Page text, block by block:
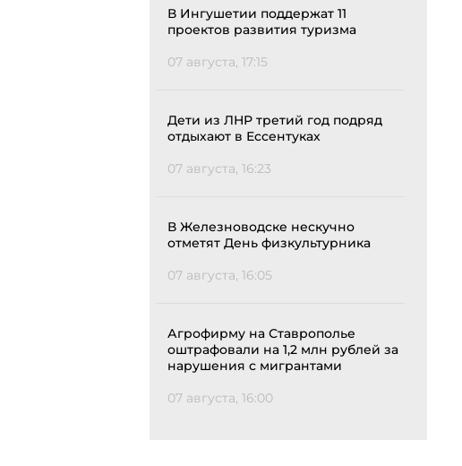
В Ингушетии поддержат 11
проектов развития туризма
07 августа, 17:15
Дети из ЛНР третий год подряд
отдыхают в Ессентуках
07 августа, 16:23
В Железноводске нескучно
отметят День физкультурника
07 августа, 16:05
Агрофирму на Ставрополье
оштрафовали на 1,2 млн рублей за
нарушения с мигрантами
07 августа, 16:00